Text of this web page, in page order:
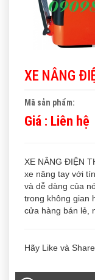
XE NÂNG
Mã sản phẩm:
Giá : Liên hệ
XE NÂNG ĐIỆN
xe nâng tay với
và dễ dàng của
trong không gian
cửa hàng bán lẻ,
Hãy Like và